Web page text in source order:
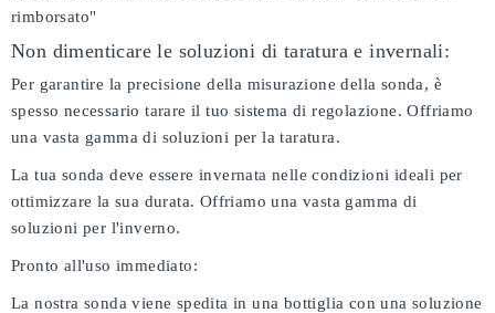
rimborsato"
Non dimenticare le soluzioni di taratura e invernali:
Per garantire la precisione della misurazione della sonda, è
spesso necessario tarare il tuo sistema di regolazione. Offriamo
una vasta gamma di soluzioni per la taratura.
La tua sonda deve essere invernata nelle condizioni ideali per
ottimizzare la sua durata. Offriamo una vasta gamma di
soluzioni per l'inverno.
Pronto all'uso immediato:
La nostra sonda viene spedita in una bottiglia con una soluzione